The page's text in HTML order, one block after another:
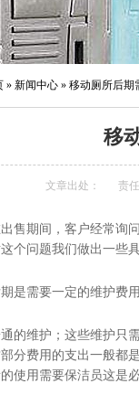
» 新闻中心 » 移动厕所后期
移
文章出处： 责
售期间，客户经常询
个问题我们做出一些
是需要一定的维护费
的维护；这些维护只
分费用的支出一般都
使用需要保洁员这是